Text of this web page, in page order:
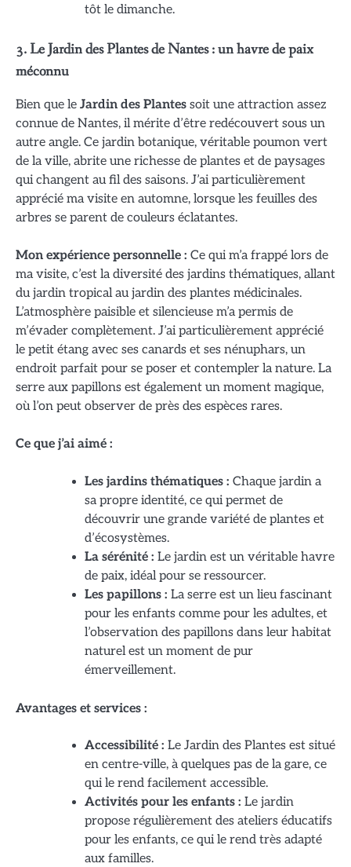
tôt le dimanche.
3. Le Jardin des Plantes de Nantes : un havre de paix
méconnu
Bien que le Jardin des Plantes soit une attraction assez
connue de Nantes, il mérite d’être redécouvert sous un
autre angle. Ce jardin botanique, véritable poumon vert
de la ville, abrite une richesse de plantes et de paysages
qui changent au fil des saisons. J’ai particulièrement
apprécié ma visite en automne, lorsque les feuilles des
arbres se parent de couleurs éclatantes.
Mon expérience personnelle : Ce qui m’a frappé lors de
ma visite, c’est la diversité des jardins thématiques, allant
du jardin tropical au jardin des plantes médicinales.
L’atmosphère paisible et silencieuse m’a permis de
m’évader complètement. J’ai particulièrement apprécié
le petit étang avec ses canards et ses nénuphars, un
endroit parfait pour se poser et contempler la nature. La
serre aux papillons est également un moment magique,
où l’on peut observer de près des espèces rares.
Ce que j’ai aimé :
Les jardins thématiques : Chaque jardin a
sa propre identité, ce qui permet de
découvrir une grande variété de plantes et
d’écosystèmes.
La sérénité : Le jardin est un véritable havre
de paix, idéal pour se ressourcer.
Les papillons : La serre est un lieu fascinant
pour les enfants comme pour les adultes, et
l’observation des papillons dans leur habitat
naturel est un moment de pur
émerveillement.
Avantages et services :
Accessibilité : Le Jardin des Plantes est situé
en centre-ville, à quelques pas de la gare, ce
qui le rend facilement accessible.
Activités pour les enfants : Le jardin
propose régulièrement des ateliers éducatifs
pour les enfants, ce qui le rend très adapté
aux familles.